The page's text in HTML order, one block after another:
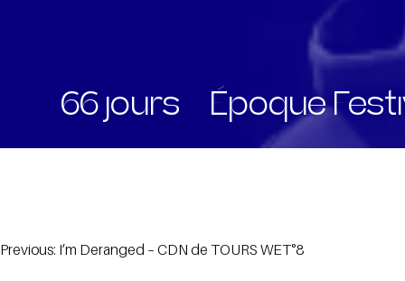
66 jours – Époque
Navigation
Previous: I’m Deranged – CDN de TOURS WET°8